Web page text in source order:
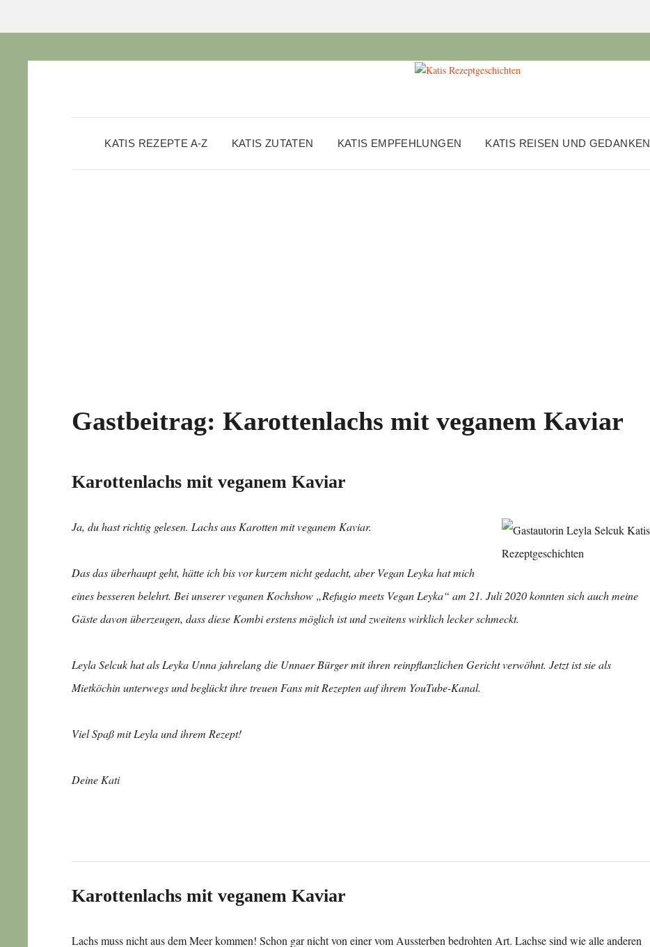
KATIS REZEPTE A-Z KATIS ZUTATEN KATIS EMPFEHLUNGEN KATIS REISEN UND GEDANKEN
Gastbeitrag: Karottenlachs mit veganem Kaviar
Karottenlachs mit veganem Kaviar
Ja, du hast richtig gelesen. Lachs aus Karotten mit veganem Kaviar.
Das das überhaupt geht, hätte ich bis vor kurzem nicht gedacht, aber Vegan Leyka hat mich
eines besseren belehrt. Bei unserer veganen Kochshow „Refugio meets Vegan Leyka“ am 21. Juli 2020 konnten sich auch meine
Gäste davon überzeugen, dass diese Kombi erstens möglich ist und zweitens wirklich lecker schmeckt.
Leyla Selcuk hat als Leyka Unna jahrelang die Unnaer Bürger mit ihren reinpflanzlichen Gericht verwöhnt. Jetzt ist sie als
Mietköchin unterwegs und beglückt ihre treuen Fans mit Rezepten auf ihrem YouTube-Kanal.
Viel Spaß mit Leyla und ihrem Rezept!
Deine Kati
Karottenlachs mit veganem Kaviar
Lachs muss nicht aus dem Meer kommen! Schon gar nicht von einer vom Aussterben bedrohten Art. Lachse sind wie alle anderen